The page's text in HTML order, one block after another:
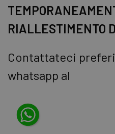
RIALLESTIMENTO
Contattateci
whatsapp al